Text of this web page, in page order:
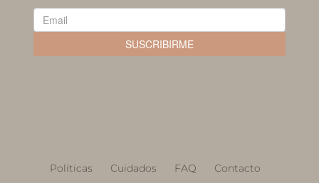
Políticas Cuidados FAQ Contacto